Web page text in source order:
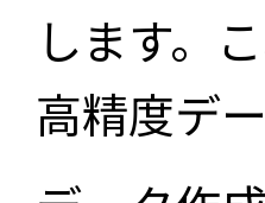
します。
高精度デ